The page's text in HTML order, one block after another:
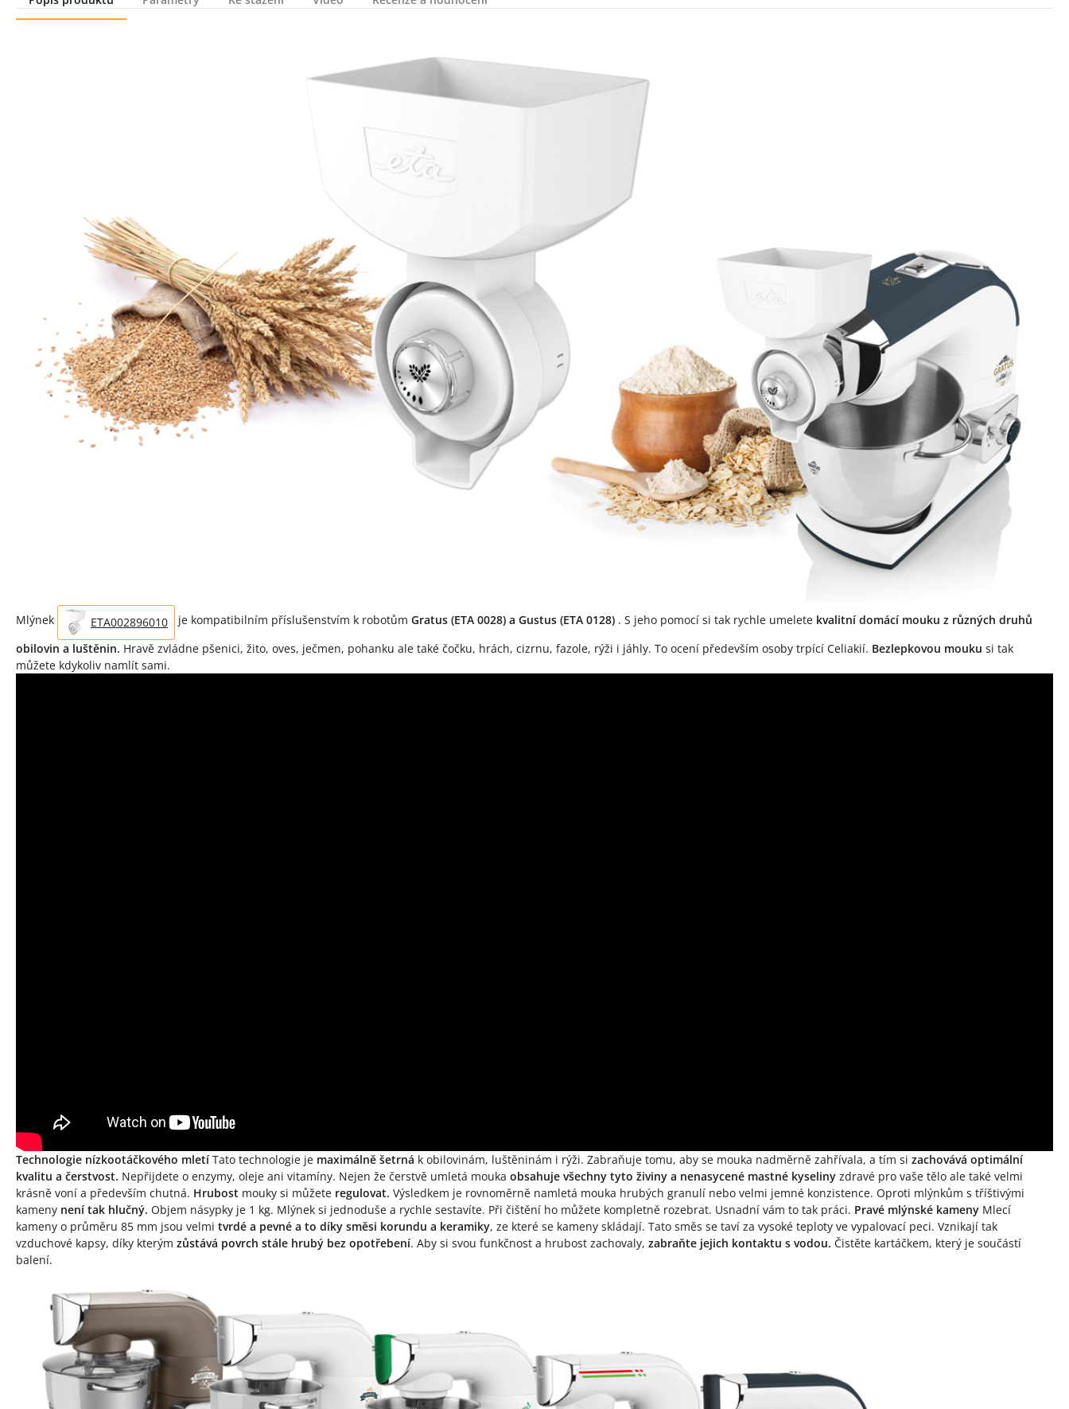
Mlýnek ETA002896010 je kompatibilním příslušenstvím k robotům Gratus (ETA 0028) a Gustus (ETA 0128) . S jeho pomocí si tak rychle umelete kvalitní domácí mouku z různých druhů
obilovin a luštěnin. Hravě zvládne pšenici, žito, oves, ječmen, pohanku ale také čočku, hrách, cizrnu, fazole, rýži i jáhly. To ocení především osoby trpící Celiakií. Bezlepkovou mouku si tak
můžete kdykoliv namlít sami.
Technologie nízkootáčkového mletí Tato technologie je maximálně šetrná k obilovinám, luštěninám i rýži. Zabraňuje tomu, aby se mouka nadměrně zahřívala, a tím si zachovává optimální
kvalitu a čerstvost. Nepřijdete o enzymy, oleje ani vitamíny. Nejen že čerstvě umletá mouka obsahuje všechny tyto živiny a nenasycené mastné kyseliny zdravé pro vaše tělo ale také velmi
krásně voní a především chutná. Hrubost mouky si můžete regulovat. Výsledkem je rovnoměrně namletá mouka hrubých granulí nebo velmi jemné konzistence. Oproti mlýnkům s tříštivými
kameny není tak hlučný. Objem násypky je 1 kg. Mlýnek si jednoduše a rychle sestavíte. Při čištění ho můžete kompletně rozebrat. Usnadní vám to tak práci. Pravé mlýnské kameny Mlecí
kameny o průměru 85 mm jsou velmi tvrdé a pevné a to díky směsi korundu a keramiky, ze které se kameny skládají. Tato směs se taví za vysoké teploty ve vypalovací peci. Vznikají tak
vzduchové kapsy, díky kterým zůstává povrch stále hrubý bez opotřebení. Aby si svou funkčnost a hrubost zachovaly, zabraňte jejich kontaktu s vodou. Čistěte kartáčkem, který je součástí
balení.